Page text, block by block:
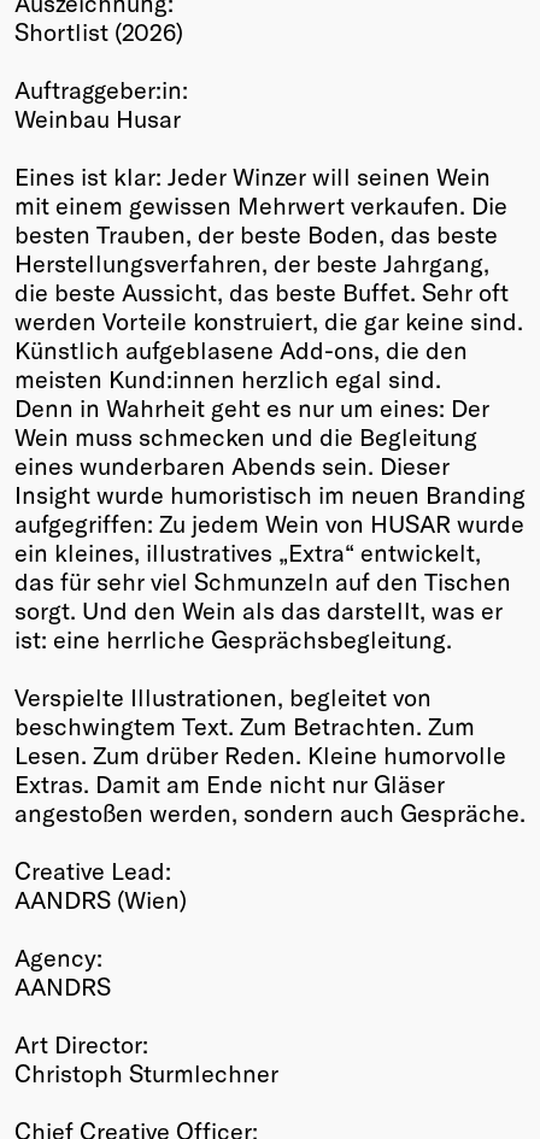
Winners
Past
Annual
Shortlist (2026)
Auftraggeber:in:
Weinbau Husar
Eines ist klar: Jeder Winzer will seinen Wein
mit einem gewissen Mehrwert verkaufen. Die
besten Trauben, der beste Boden, das beste
Herstellungsverfahren, der beste Jahrgang,
die beste Aussicht, das beste Buffet. Sehr oft
werden Vorteile konstruiert, die gar keine sind.
Künstlich aufgeblasene Add-ons, die den
meisten Kund:innen herzlich egal sind.
Denn in Wahrheit geht es nur um eines: Der
Wein muss schmecken und die Begleitung
eines wunderbaren Abends sein. Dieser
Insight wurde humoristisch im neuen Branding
aufgegriffen: Zu jedem Wein von HUSAR wurde
ein kleines, illustratives „Extra“ entwickelt,
das für sehr viel Schmunzeln auf den Tischen
sorgt. Und den Wein als das darstellt, was er
ist: eine herrliche Gesprächsbegleitung.
Verspielte Illustrationen, begleitet von
beschwingtem Text. Zum Betrachten. Zum
Lesen. Zum drüber Reden. Kleine humorvolle
Extras. Damit am Ende nicht nur Gläser
angestoßen werden, sondern auch Gespräche.
Creative Lead:
AANDRS (Wien)
Agency:
AANDRS
Art Director:
Christoph Sturmlechner
Chief Creative Officer: